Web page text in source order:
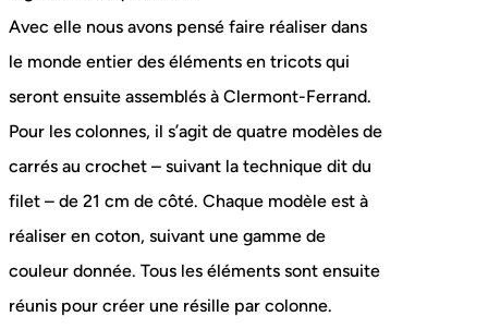
Avec elle nous avons pensé faire réaliser dans
le monde entier des éléments en tricots qui
seront ensuite assemblés à Clermont-Ferrand.
Pour les colonnes, il s’agit de quatre modèles de
carrés au crochet – suivant la technique dit du
filet – de 21 cm de côté. Chaque modèle est à
réaliser en coton, suivant une gamme de
couleur donnée. Tous les éléments sont ensuite
réunis pour créer une résille par colonne.